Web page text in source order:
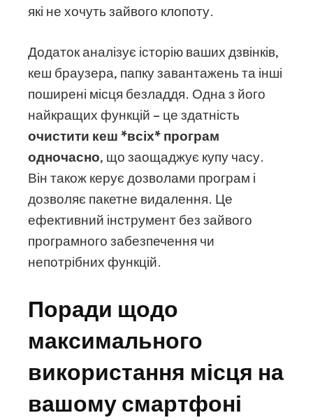
які не хочуть зайвого клопоту.
Додаток аналізує історію ваших дзвінків,
кеш браузера, папку завантажень та інші
поширені місця безладдя. Одна з його
найкращих функцій – це здатність
очистити кеш *всіх* програм
одночасно, що заощаджує купу часу.
Він також керує дозволами програм і
дозволяє пакетне видалення. Це
ефективний інструмент без зайвого
програмного забезпечення чи
непотрібних функцій.
Поради щодо
максимального
використання місця на
вашому смартфоні